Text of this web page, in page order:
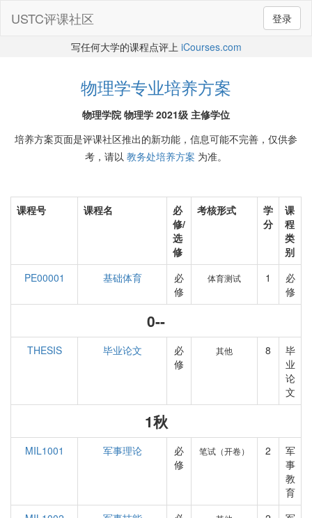
登录
USTC评课社区
写任何大学的课程点评上 iCourses.com
物理学专业培养方案
物理学院 物理学 2021级 主修学位
培养方案页面是评课社区推出的新功能，信息可能不完善，仅供参
考，请以 教务处培养方案 为准。
课程号 课程名
必
修/
选
修
考核形式
学
分
课
程
类
别
PE00001
基础体育
必
修
体育测试 1
必
修
0--
THESIS 毕业论文
必
修
其他 8
毕
业
论
文
1秋
MIL1001 军事理论
必
修
笔试（开卷） 2
军
事
教
育